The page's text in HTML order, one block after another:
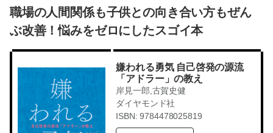
職場の人間関係も子供との向き合い方もぜん
ぶ改善！悩みをゼロにしたスゴイ本
嫌われる勇気 自己啓発の源流
「アドラー」の教え
岸見一郎,古賀史健
ダイヤモンド社
ISBN: 9784478025819